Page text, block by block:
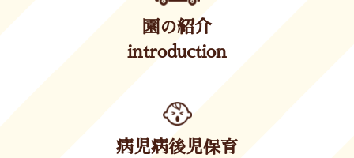
園の紹介
introduction
病児病後児保育